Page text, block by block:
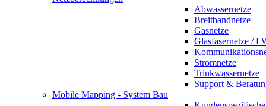
Abwassernetze
Breitbandnetze
Gasnetze
Glasfasernetze /
Stromnetze
Trinkwassernetze
Support &
Mobile Mapping - System Bau